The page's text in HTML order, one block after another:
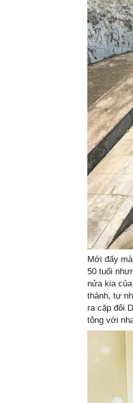
Mới đấy
50 tuổi
nửa kia
thành, tự
ra cặp đôi
tông với